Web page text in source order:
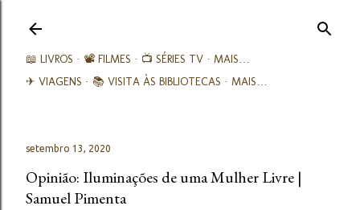
📖 LIVROS 📽️ FILMES 📺 SÉRIES TV
MAIS…
✈ VIAGENS
📚︎ VISITA ÀS BIBLIOTECAS MAIS…
setembro 13, 2020
Opinião: Iluminações de uma Mulher Livre |
Samuel Pimenta